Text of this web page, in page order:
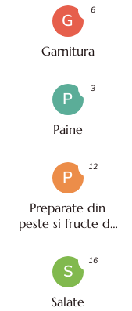
G
Garnitura
6
P
Paine
3
P
Preparate din
peste si fructe de
12
S
Salate
16